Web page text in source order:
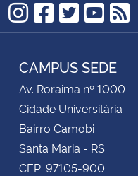
Instagram
Facebook
Twitter
CAMPUS SEDE
Av. Roraima nº 1000
Cidade Universitária
Bairro Camobi
Santa Maria - RS
CEP: 97105-900